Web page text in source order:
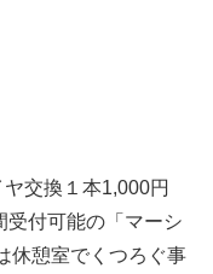
交換１本1,000円
受付可能の「マーシ
休憩室でくつろぐ事